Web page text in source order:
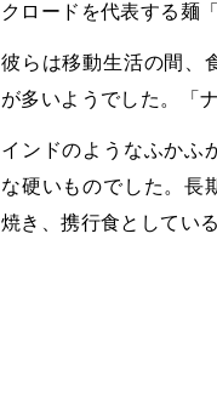
クロードを代表する麺
彼らは移動生活の間、
が多いようでした。「
インドのようなふかふ
な硬いものでした。長
焼き、携行食としてい